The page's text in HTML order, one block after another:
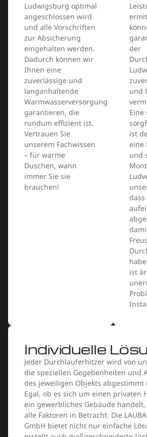
der
und
Eine
ist
eine
und
ist
Ludwigsburg optimal
angeschlossen wird
und alle Vorschriften
zur Absicherung
eingehalten werden.
Dadurch können wir
Ihnen eine
zuverlässige und
langanhaltende
Warmwasserversorgung
garantieren, die
rundum effizient ist.
Vertrauen Sie
unserem Fachwissen
– für warme
Duschen, wann
immer Sie sie
brauchen!
Individuelle
Jeder Durchlauferhitzer wird von
die speziellen Gegebenheiten und
des jeweiligen Objekts
Egal, ob es sich um einen privaten
ein gewerbliches Gebäude
alle Faktoren in Betracht. Die
GmbH bietet nicht nur einfache